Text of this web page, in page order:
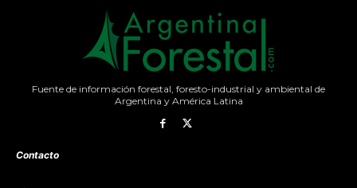
Fuente de información forestal, foresto-industrial y ambiental de
Argentina y América Latina
Contacto